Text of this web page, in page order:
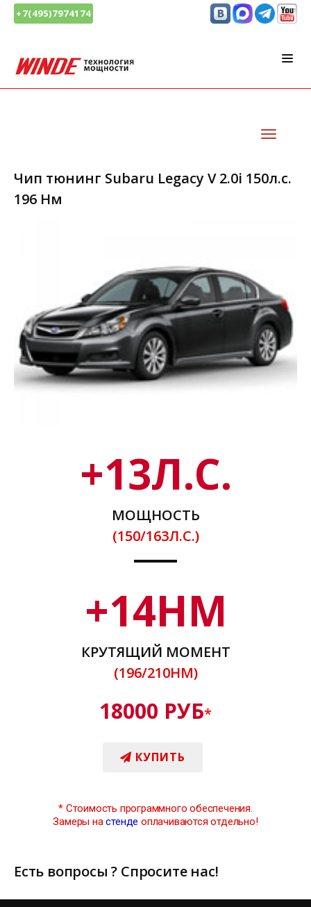
+7(495)7974174
Чип тюнинг Subaru Legacy V 2.0i 150л.с.
196 Нм
+13Л.С.
МОЩНОСТЬ
(150/163Л.С.)
+14НМ
КРУТЯЩИЙ МОМЕНТ
(196/210НМ)
18000 РУБ*
КУПИТЬ
* Стоимость программного обеспечения.
Замеры настенде оплачиваются отдельно!
Есть вопросы ? Спросите нас!